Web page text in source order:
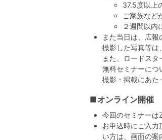
37.5度以上
ご家族など
２週間以内
また当日は、広報
撮影した写真等は
また、ロードス
無料セミナーにつ
撮影・掲載にあた
■オンライン開催
今回のセミナーは
お申込時にご入
い方は、画面の案